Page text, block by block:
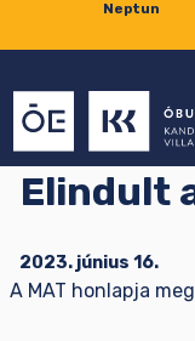
Neptun
Elindult
2023. június 16.
A MAT honlapja